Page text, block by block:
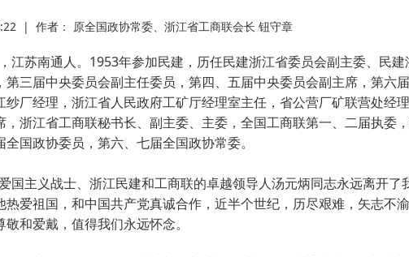
· 民建北仑六支部…
· 中国民主建国会…
| 作者： 原全国政协常委、浙江省工商联会长 钮守章
江苏南通人。1953年参加民建，历任民建浙江省委员会副主委、民
三届中央委员会副主任委员，第四、五届中央委员会副主席，第六
纱厂经理，浙江省人民政府工矿厅经理室主任，省公营厂矿联营处经
浙江省工商联秘书长、副主委、主委，全国工商联第一、二届执委
国政协委员，第六、七届全国政协常委。
国主义战士、浙江民建和工商联的卓越领导人汤元炳同志永远离开了
爱祖国，和中国共产党真诚合作，近半个世纪，历尽艰难，矢志不
和爱戴，值得我们永远怀念。